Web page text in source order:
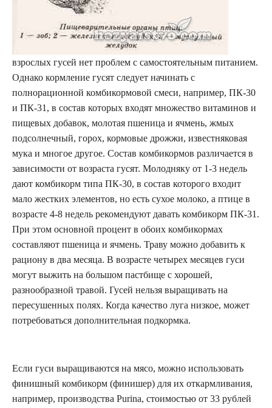
взрослых гусей нет проблем с самостоятельным питанием.
Однако кормление гусят следует начинать с
полнорационной комбикормовой смеси, например, ПК-30
и ПК-31, в состав которых входят множество витаминов и
пищевых добавок, молотая пшеница и ячмень, жмых
подсолнечный, горох, кормовые дрожжи, известняковая
мука и многое другое. Состав комбикормов различается в
зависимости от возраста гусят. Молодняку от 1-3 недель
дают комбикорм типа ПК-30, в состав которого входит
мало жестких элементов, но есть сухое молоко, а птице в
возрасте 4-8 недель рекомендуют давать комбикорм ПК-31.
При этом основной процент в обоих комбикормах
составляют пшеница и ячмень. Траву можно добавить к
рациону в два месяца. В возрасте четырех месяцев гуси
могут выжить на большом пастбище с хорошей,
разнообразной травой. Гусей нельзя выращивать на
пересушенных полях. Когда качество луга низкое, может
потребоваться дополнительная подкормка.
Если гуси выращиваются на мясо, можно использовать
финишный комбикорм (финишер) для их откармливания,
например, производства Purina, стоимостью от 33 рублей